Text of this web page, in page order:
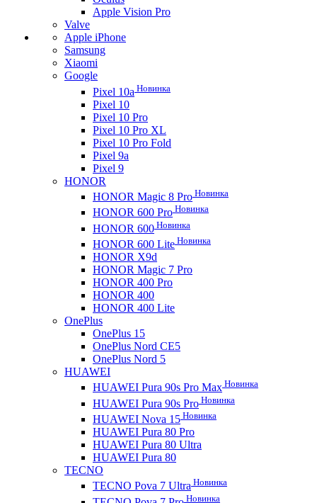
Apple Vision Pro
Valve
Apple iPhone
Samsung
Xiaomi
Google
Pixel 10a Новинка
Pixel 10
Pixel 10 Pro
Pixel 10 Pro XL
Pixel 10 Pro Fold
Pixel 9a
Pixel 9
HONOR
HONOR Magic 8 Pro Новинка
HONOR 600 Pro Новинка
HONOR 600 Новинка
HONOR 600 Lite Новинка
HONOR X9d
HONOR Magic 7 Pro
HONOR 400 Pro
HONOR 400
HONOR 400 Lite
OnePlus
OnePlus 15
OnePlus Nord CE5
OnePlus Nord 5
HUAWEI
HUAWEI Pura 90s Pro Max Новинка
HUAWEI Pura 90s Pro Новинка
HUAWEI Nova 15 Новинка
HUAWEI Pura 80 Pro
HUAWEI Pura 80 Ultra
HUAWEI Pura 80
TECNO
TECNO Pova 7 Ultra Новинка
Новинка